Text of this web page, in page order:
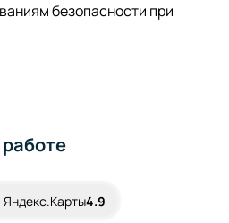
безопасности при
Яндекс.Карты4.9